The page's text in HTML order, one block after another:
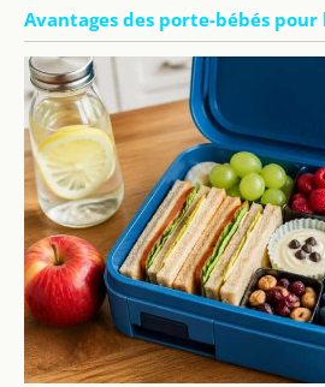
Avantages des porte-bébés